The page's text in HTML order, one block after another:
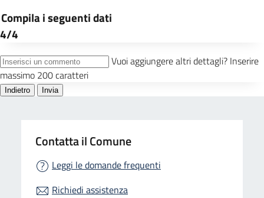
Contatta il Comune
Leggi le domande frequenti
Richiedi assistenza